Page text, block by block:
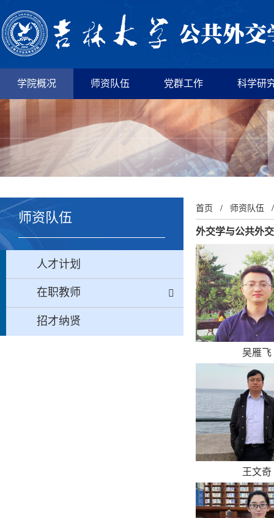
学院概况 师资队伍 党群工作 科学研
师资队伍
人才计划
在职教师
招才纳贤
首页 / 师资队伍
外交学与公共外
吴雁飞
王文奇